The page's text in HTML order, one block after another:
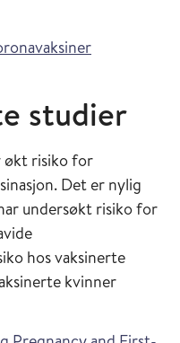
studier
økt risiko for
Det er nylig
undersøkt risiko for
hos vaksinerte
kvinner